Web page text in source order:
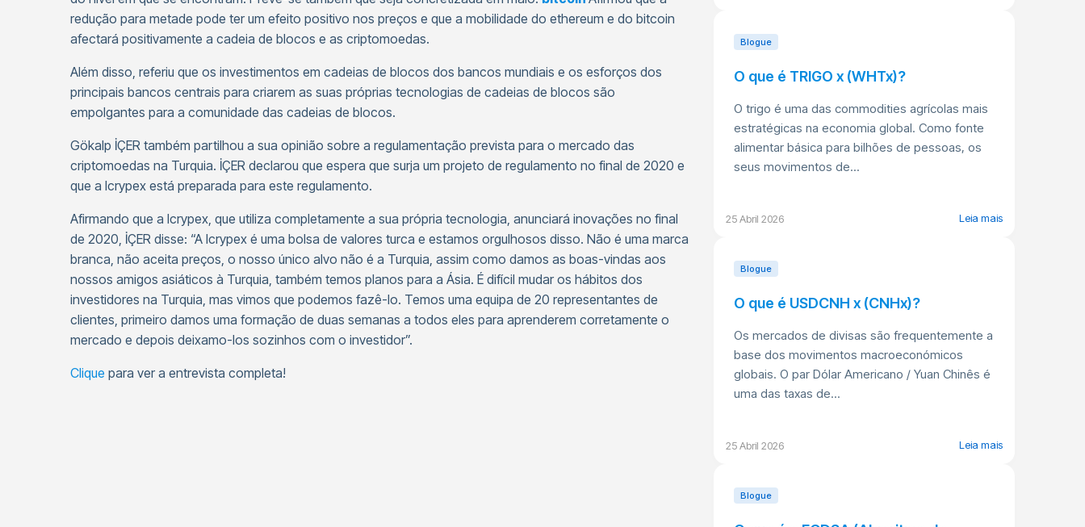
redução para metade pode ter um efeito positivo nos preços e que a mobilidade do ethereum e do bitcoin
afectará positivamente a cadeia de blocos e as criptomoedas.
Além disso, referiu que os investimentos em cadeias de blocos dos bancos mundiais e os esforços dos
principais bancos centrais para criarem as suas próprias tecnologias de cadeias de blocos são
empolgantes para a comunidade das cadeias de blocos.
Gökalp İÇER também partilhou a sua opinião sobre a regulamentação prevista para o mercado das
criptomoedas na Turquia. İÇER declarou que espera que surja um projeto de regulamento no final de 2020 e
que a Icrypex está preparada para este regulamento.
Afirmando que a Icrypex, que utiliza completamente a sua própria tecnologia, anunciará inovações no final
de 2020, İÇER disse: “A Icrypex é uma bolsa de valores turca e estamos orgulhosos disso. Não é uma marca
branca, não aceita preços, o nosso único alvo não é a Turquia, assim como damos as boas-vindas aos
nossos amigos asiáticos à Turquia, também temos planos para a Ásia. É difícil mudar os hábitos dos
investidores na Turquia, mas vimos que podemos fazê-lo. Temos uma equipa de 20 representantes de
clientes, primeiro damos uma formação de duas semanas a todos eles para aprenderem corretamente o
mercado e depois deixamo-los sozinhos com o investidor”.
Clique para ver a entrevista completa!
Blogue
O que é TRIGO x (WHTx)?
O trigo é uma das commodities agrícolas mais
estratégicas na economia global. Como fonte
alimentar básica para bilhões de pessoas, os
seus movimentos de...
25 Abril 2026 Leia mais
Blogue
O que é USDCNH x (CNHx)?
Os mercados de divisas são frequentemente a
base dos movimentos macroeconómicos
globais. O par Dólar Americano / Yuan Chinês é
uma das taxas de...
25 Abril 2026 Leia mais
Blogue